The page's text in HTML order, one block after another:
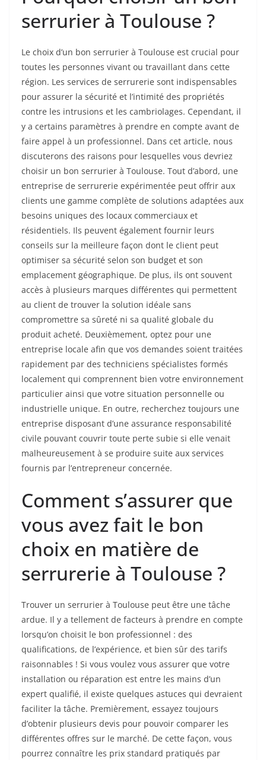
serrurier à Toulouse ?
Le choix d’un bon serrurier à Toulouse est crucial pour
toutes les personnes vivant ou travaillant dans cette
région. Les services de serrurerie sont indispensables
pour assurer la sécurité et l’intimité des propriétés
contre les intrusions et les cambriolages. Cependant, il
y a certains paramètres à prendre en compte avant de
faire appel à un professionnel. Dans cet article, nous
discuterons des raisons pour lesquelles vous devriez
choisir un bon serrurier à Toulouse. Tout d’abord, une
entreprise de serrurerie expérimentée peut offrir aux
clients une gamme complète de solutions adaptées aux
besoins uniques des locaux commerciaux et
résidentiels. Ils peuvent également fournir leurs
conseils sur la meilleure façon dont le client peut
optimiser sa sécurité selon son budget et son
emplacement géographique. De plus, ils ont souvent
accès à plusieurs marques différentes qui permettent
au client de trouver la solution idéale sans
compromettre sa sûreté ni sa qualité globale du
produit acheté. Deuxièmement, optez pour une
entreprise locale afin que vos demandes soient traitées
rapidement par des techniciens spécialistes formés
localement qui comprennent bien votre environnement
particulier ainsi que votre situation personnelle ou
industrielle unique. En outre, recherchez toujours une
entreprise disposant d’une assurance responsabilité
civile pouvant couvrir toute perte subie si elle venait
malheureusement à se produire suite aux services
fournis par l’entrepreneur concernée.
Comment s’assurer que
vous avez fait le bon
choix en matière de
serrurerie à Toulouse ?
Trouver un serrurier à Toulouse peut être une tâche
ardue. Il y a tellement de facteurs à prendre en compte
lorsqu’on choisit le bon professionnel : des
qualifications, de l’expérience, et bien sûr des tarifs
raisonnables ! Si vous voulez vous assurer que votre
installation ou réparation est entre les mains d’un
expert qualifié, il existe quelques astuces qui devraient
faciliter la tâche. Premièrement, essayez toujours
d’obtenir plusieurs devis pour pouvoir comparer les
différentes offres sur le marché. De cette façon, vous
pourrez connaître les prix standard pratiqués par